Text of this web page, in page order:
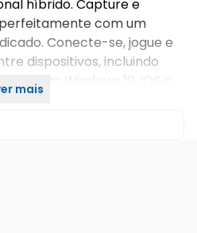
híbrido. Capture e
com um
Conecte-se, jogue e
dispositivos, incluindo
pc com Windows 10, iOS e
mais